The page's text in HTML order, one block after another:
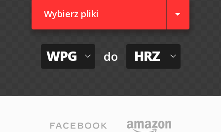
Wybierz pliki
WPG do HRZ